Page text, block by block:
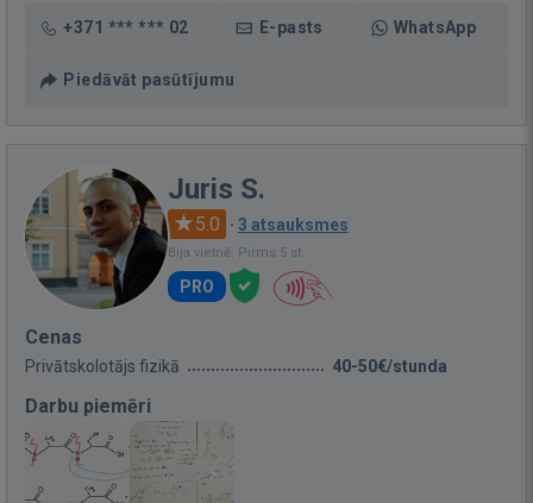
+371 *** *** 02 E-pasts WhatsApp
Piedāvāt pasūtījumu
Juris S.
5.0 · 3 atsauksmes
Bija vietnē: Pirms 5 st.
PRO
Cenas
Privātskolotājs fizikā 40-50€/stunda
Darbu piemēri